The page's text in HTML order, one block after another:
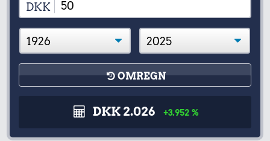
DKK
OMREGN
DKK 2.026 +3.952 %